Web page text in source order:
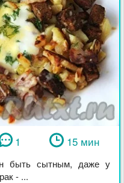
1 15 мин
быть сытным, даже у
- ...